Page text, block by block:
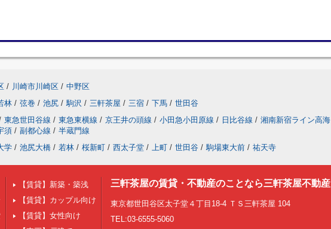
/ 川崎市川崎区 / 中野区
林 / 弦巻 / 池尻 / 駒沢 / 三軒茶屋 / 三宿 / 下馬 / 世田谷
東急世田谷線 / 東急東横線 / 京王井の頭線 / 小田急小田原線 / 日比谷線 / 湘南新宿ライン高海
須 / 副都心線 / 半蔵門線
学 / 池尻大橋 / 若林 / 桜新町 / 西太子堂 / 上町 / 世田谷 / 駒場東大前 / 祐天寺
【賃貸】新築・築浅
【賃貸】カップル向け
【賃貸】女性向け
三軒茶屋の賃貸・不動産のことなら三軒茶屋不動産
東京都世田谷区太子堂４丁目18-4 ＴＳ三軒茶屋 104
TEL:03-6555-5060